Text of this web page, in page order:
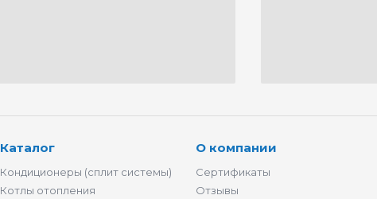
Каталог
Кондиционеры (сплит системы)
Котлы отопления
О компании
Сертификаты
Отзывы